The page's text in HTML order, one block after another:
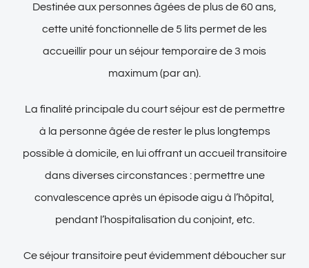
Destinée aux personnes âgées de plus de 60 ans,
cette unité fonctionnelle de 5 lits permet de les
accueillir pour un séjour temporaire de 3 mois
maximum (par an).
La finalité principale du court séjour est de permettre
à la personne âgée de rester le plus longtemps
possible à domicile, en lui offrant un accueil transitoire
dans diverses circonstances : permettre une
convalescence après un épisode aigu à l’hôpital,
pendant l’hospitalisation du conjoint, etc.
Ce séjour transitoire peut évidemment déboucher sur